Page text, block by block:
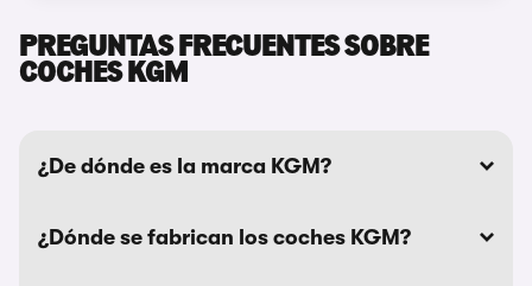
PREGUNTAS FRECUENTES SOBRE
COCHES KGM
¿De dónde es la marca KGM?
¿Dónde se fabrican los coches KGM?